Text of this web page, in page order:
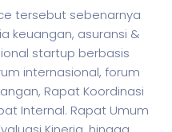
tersebut sebenarnya
keuangan, asuransi &
startup berbasis
internasional, forum
Rapat Koordinasi
Internal. Rapat Umum